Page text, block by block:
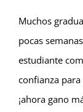
Muchos
pocas
estudiante
confianza
¡ahora gano